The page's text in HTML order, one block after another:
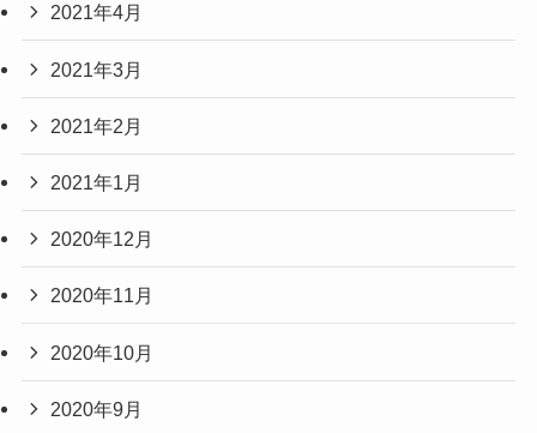
2021年4月
2021年3月
2021年2月
2021年1月
2020年12月
2020年11月
2020年10月
2020年9月